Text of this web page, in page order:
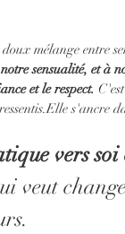
mélange entre
sensualité, et à
et le respect.
s'ancre
vers
veut